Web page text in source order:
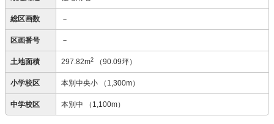
総区画数 －
区画番号 －
土地面積 297.82m2 （90.09坪）
小学校区 本別中央小 （1,300m）
中学校区 本別中 （1,100m）